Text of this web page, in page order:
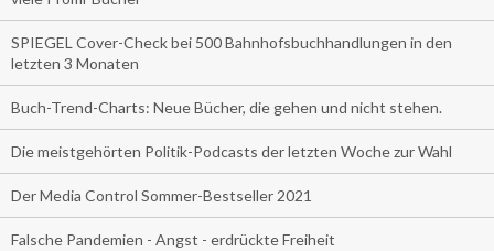
SPIEGEL Cover-Check bei 500 Bahnhofsbuchhandlungen in den
letzten 3 Monaten
Buch-Trend-Charts: Neue Bücher, die gehen und nicht stehen.
Die meistgehörten Politik-Podcasts der letzten Woche zur Wahl
Der Media Control Sommer-Bestseller 2021
Falsche Pandemien - Angst - erdrückte Freiheit